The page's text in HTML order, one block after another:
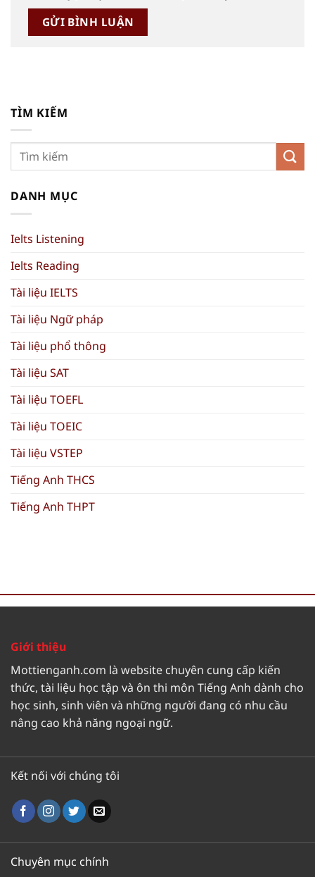
TÌM KIẾM
DANH MỤC
Ielts Listening
Ielts Reading
Tài liệu IELTS
Tài liệu Ngữ pháp
Tài liệu phổ thông
Tài liệu SAT
Tài liệu TOEFL
Tài liệu TOEIC
Tài liệu VSTEP
Tiếng Anh THCS
Tiếng Anh THPT
Giới thiệu
Mottienganh.com là website chuyên cung cấp kiến
thức, tài liệu học tập và ôn thi môn Tiếng Anh dành cho
học sinh, sinh viên và những người đang có nhu cầu
nâng cao khả năng ngoại ngữ.
Kết nối với chúng tôi
Chuyên mục chính